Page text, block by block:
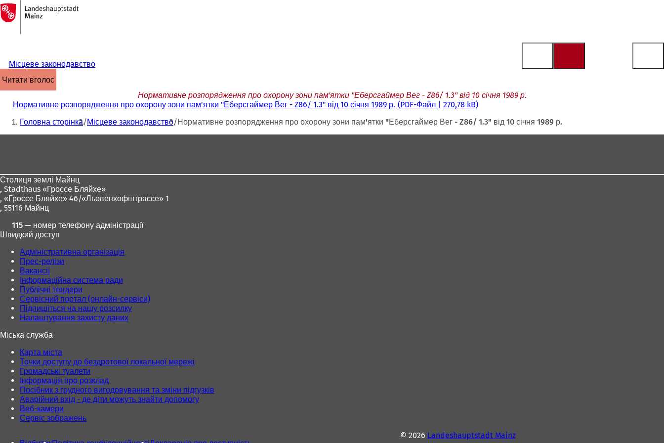
Перейти до змісту
На
головну
сторінку
Місцеве законодавство
читати вголос
Нормативне розпорядження про охорону зони пам'ятки "Еберсгаймер Вег - Z86/ 1.3" від 10 січня 1989 р.
Нормативне розпорядження про охорону зони пам'ятки "Еберсгаймер Вег - Z86/ 1.3" від 10 січня 1989 р. PDF-Файл 270,78 kB
Ти
тут:
Головна сторінка Місцеве законодавство Нормативне розпорядження про охорону зони пам'ятки "Еберсгаймер Вег - Z86/ 1.3" від 10 січня 1989 р.
Столиця землі Майнц
, Stadthaus «Гроссе Бляйхе»
, «Гроссе Бляйхе» 46/«Льовенхофштрассе» 1
, 55116 Майнц
115 — номер телефону адміністрації
Швидкий доступ
Адміністративна організація
Прес-релізи
Вакансії
Інформаційна система ради
Публічні тендери
Сервісний портал (онлайн-сервіси)
Підпишіться на нашу розсилку
Налаштування захисту даних
Міська служба
Карта міста
Точки доступу до бездротової локальної мережі
Громадські туалети
Інформація про розклад
Посібник з грудного вигодовування та зміни підгузків
Аварійний вхід - де діти можуть знайти допомогу
Веб-камери
Сервіс зображень
© 2026 Landeshauptstadt Mainz